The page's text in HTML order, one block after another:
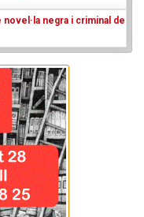
negra i criminal de